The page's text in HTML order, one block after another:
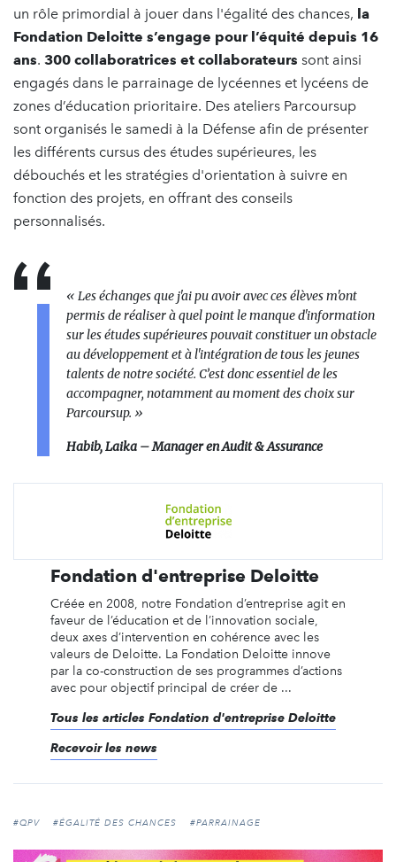
un rôle primordial à jouer dans l'égalité des chances, la
Fondation Deloitte s’engage pour l’équité depuis 16
ans. 300 collaboratrices et collaborateurs sont ainsi
engagés dans le parrainage de lycéennes et lycéens de
zones d’éducation prioritaire. Des ateliers Parcoursup
sont organisés le samedi à la Défense afin de présenter
les différents cursus des études supérieures, les
débouchés et les stratégies d'orientation à suivre en
fonction des projets, en offrant des conseils
personnalisés.
« Les échanges que j'ai pu avoir avec ces élèves m'ont
permis de réaliser à quel point le manque d'information
sur les études supérieures pouvait constituer un obstacle
au développement et à l'intégration de tous les jeunes
talents de notre société. C’est donc essentiel de les
accompagner, notamment au moment des choix sur
Parcoursup. »
Habib, Laika – Manager en Audit & Assurance
Fondation d'entreprise Deloitte
Créée en 2008, notre Fondation d’entreprise agit en
faveur de l’éducation et de l’innovation sociale,
deux axes d’intervention en cohérence avec les
valeurs de Deloitte. La Fondation Deloitte innove
par la co-construction de ses programmes d’actions
avec pour objectif principal de créer de ...
Tous les articles Fondation d'entreprise Deloitte
Recevoir les news
#QPV #ÉGALITÉ DES CHANCES #PARRAINAGE